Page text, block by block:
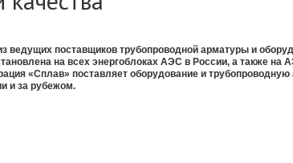
ведущих поставщиков трубопроводной арматуры и
на всех энергоблоках АЭС в России, а также
«Сплав» поставляет оборудование и
и за рубежом.